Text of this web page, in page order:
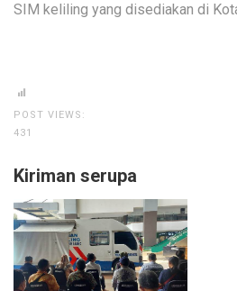
SIM keliling yang disediakan di
POST VIEWS:
431
Kiriman serupa